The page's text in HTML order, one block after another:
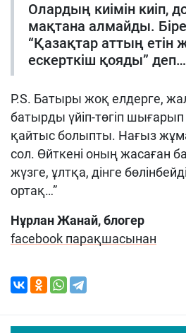
Олардың киімін киіп,
мақтана алмайды.
“Қазақтар аттың етін
ескерткіш қояды” деп…
P.S. Батыры жоқ елдерге,
батырды үйіп-төгіп
қайтыс болыпты. Нағыз
сол. Өйткені оның жасаған
жүзге, ұлтқа, дінге
ортақ…”
Нұрлан Жанай, блогер
facebook парақшасынан